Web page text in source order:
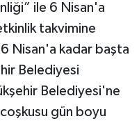
ile 6 Nisan'a
takvimine
6 Nisan'a kadar başta
Belediyesi
Belediyesi'ne
gün boyu